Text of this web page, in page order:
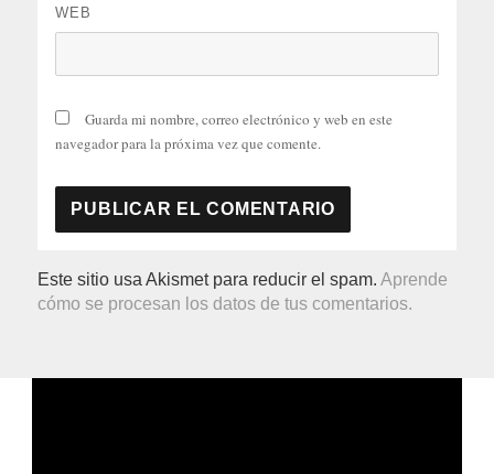
WEB
Guarda mi nombre, correo electrónico y web en este
navegador para la próxima vez que comente.
Este sitio usa Akismet para reducir el spam.Aprende
cómo se procesan los datos de tus comentarios.